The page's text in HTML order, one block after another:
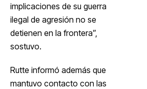
implicaciones de su guerra
ilegal de agresión no se
detienen en la frontera”,
sostuvo.
Rutte informó además que
mantuvo contacto con las